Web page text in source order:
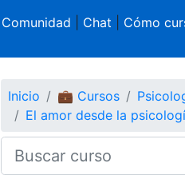
Comunidad Chat Cómo
Inicio 💼 Cursos
El amor desde la